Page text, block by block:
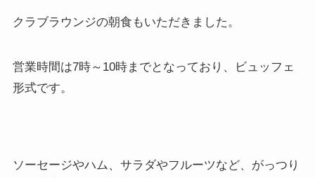
クラブラウンジの朝食もいただきました。
営業時間は7時～10時までとなっており、ビュッフェ
形式です。
ソーセージやハム、サラダやフルーツなど、がっつり